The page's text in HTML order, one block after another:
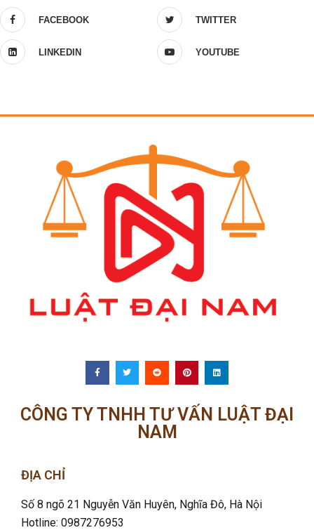
FACEBOOK TWITTER
LINKEDIN YOUTUBE
CÔNG TY TNHH TƯ VẤN LUẬT ĐẠI
NAM
ĐỊA CHỈ
Số 8 ngõ 21 Nguyễn Văn Huyên, Nghĩa Đô, Hà Nội
Hotline: 0987276953